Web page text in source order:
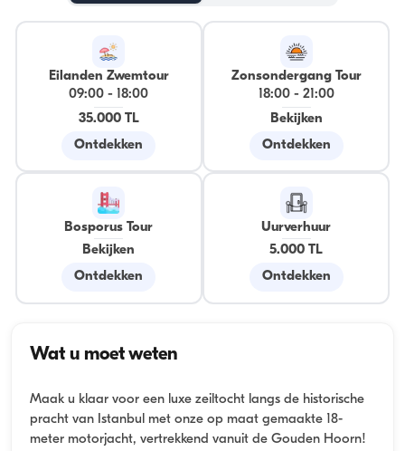
Eilanden Zwemtour
09:00 -
18:00
35.000 TL
Ontdekken
Zonsondergang Tour
18:00- 21:00
Bekijken
Ontdekken
Bosporus Tour
Bekijken
Ontdekken
Uurverhuur
5.000 TL
Ontdekken
Wat u moet weten
Maak u klaar voor een luxe zeiltocht langs de historische
pracht van Istanbul met onze op maat gemaakte 18-
meter motorjacht, vertrekkend vanuit de Gouden Hoorn!